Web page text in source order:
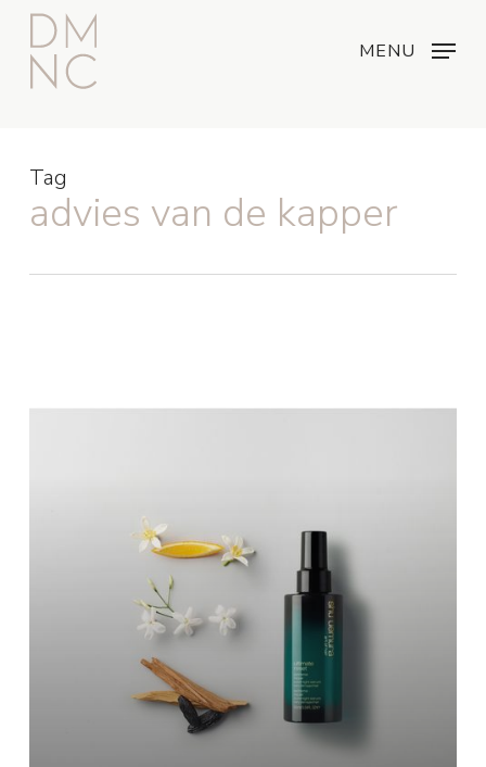
Skip
main
content
MENU
Tag
advies van de kapper